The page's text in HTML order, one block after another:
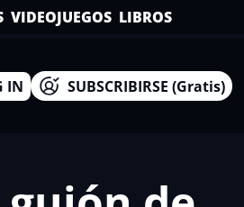
VIDEOJUEGOS LIBROS
IN SUBSCRIBIRSE (Gratis)